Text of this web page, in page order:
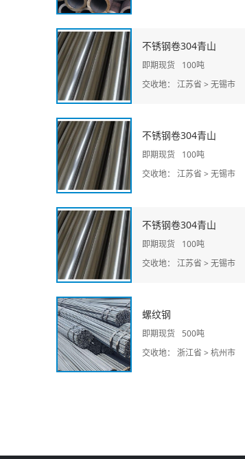
不锈钢卷304青山
即期现货
100吨
交收地： 江苏省 > 无锡市
不锈钢卷304青山
即期现货
100吨
交收地： 江苏省 > 无锡市
不锈钢卷304青山
即期现货
100吨
交收地： 江苏省 > 无锡市
螺纹钢
即期现货
500吨
交收地： 浙江省 > 杭州市